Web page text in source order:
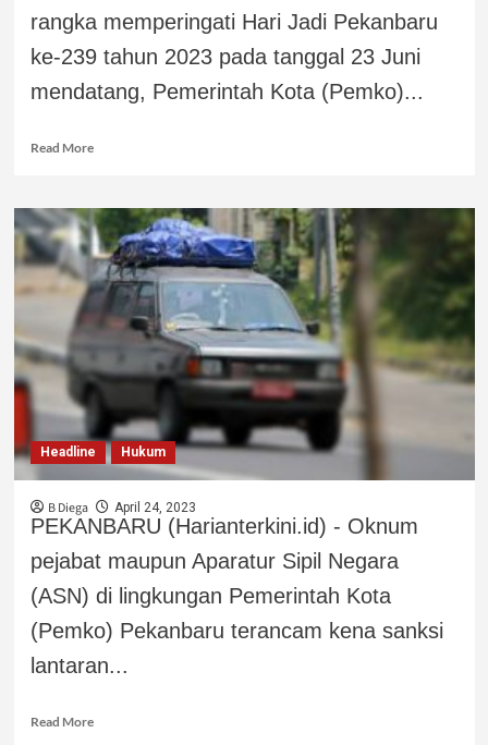
rangka memperingati Hari Jadi Pekanbaru
ke-239 tahun 2023 pada tanggal 23 Juni
mendatang, Pemerintah Kota (Pemko)...
Read More
Headline Hukum
B Diega April 24, 2023
PEKANBARU (Harianterkini.id) - Oknum
pejabat maupun Aparatur Sipil Negara
(ASN) di lingkungan Pemerintah Kota
(Pemko) Pekanbaru terancam kena sanksi
lantaran...
Read More